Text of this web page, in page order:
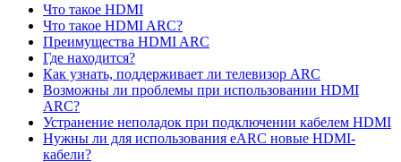
Что такое HDMI
Что такое HDMI ARC?
Преимущества HDMI ARC
Где находится?
Как узнать, поддерживает ли телевизор ARC
Возможны ли проблемы при использовании HDMI
ARC?
Устранение неполадок при подключении кабелем HDMI
Нужны ли для использования eARC новые HDMI-
кабели?